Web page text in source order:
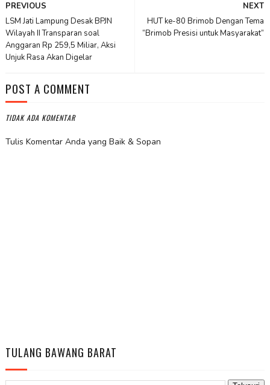
NEXT
HUT ke-80 Brimob Dengan Tema
“Brimob Presisi untuk Masyarakat”
PREVIOUS
LSM Jati Lampung Desak BPJN
Wilayah II Transparan soal
Anggaran Rp 259,5 Miliar, Aksi
Unjuk Rasa Akan Digelar
POST A COMMENT
TIDAK ADA KOMENTAR
Tulis Komentar Anda yang Baik & Sopan
TULANG BAWANG BARAT